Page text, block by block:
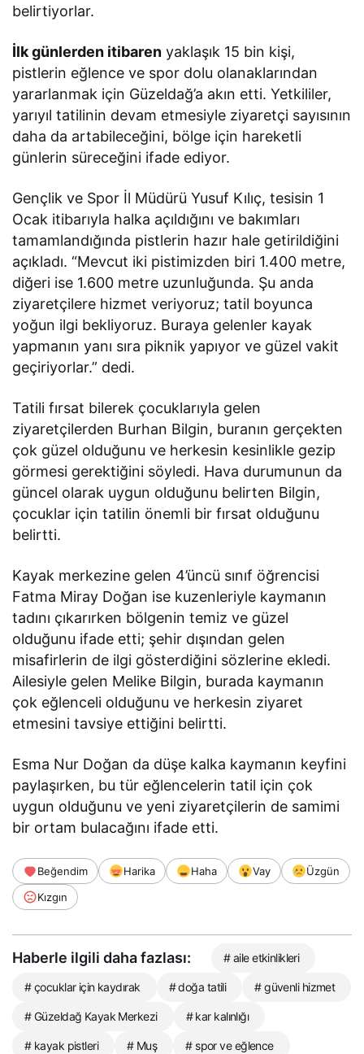
belirtiyorlar.
İlk günlerden itibaren yaklaşık 15 bin kişi,
pistlerin eğlence ve spor dolu olanaklarından
yararlanmak için Güzeldağ’a akın etti. Yetkililer,
yarıyıl tatilinin devam etmesiyle ziyaretçi sayısının
daha da artabileceğini, bölge için hareketli
günlerin süreceğini ifade ediyor.
Gençlik ve Spor İl Müdürü Yusuf Kılıç, tesisin 1
Ocak itibarıyla halka açıldığını ve bakımları
tamamlandığında pistlerin hazır hale getirildiğini
açıkladı. “Mevcut iki pistimizden biri 1.400 metre,
diğeri ise 1.600 metre uzunluğunda. Şu anda
ziyaretçilere hizmet veriyoruz; tatil boyunca
yoğun ilgi bekliyoruz. Buraya gelenler kayak
yapmanın yanı sıra piknik yapıyor ve güzel vakit
geçiriyorlar.” dedi.
Tatili fırsat bilerek çocuklarıyla gelen
ziyaretçilerden Burhan Bilgin, buranın gerçekten
çok güzel olduğunu ve herkesin kesinlikle gezip
görmesi gerektiğini söyledi. Hava durumunun da
güncel olarak uygun olduğunu belirten Bilgin,
çocuklar için tatilin önemli bir fırsat olduğunu
belirtti.
Kayak merkezine gelen 4’üncü sınıf öğrencisi
Fatma Miray Doğan ise kuzenleriyle kaymanın
tadını çıkarırken bölgenin temiz ve güzel
olduğunu ifade etti; şehir dışından gelen
misafirlerin de ilgi gösterdiğini sözlerine ekledi.
Ailesiyle gelen Melike Bilgin, burada kaymanın
çok eğlenceli olduğunu ve herkesin ziyaret
etmesini tavsiye ettiğini belirtti.
Esma Nur Doğan da düşe kalka kaymanın keyfini
paylaşırken, bu tür eğlencelerin tatil için çok
uygun olduğunu ve yeni ziyaretçilerin de samimi
bir ortam bulacağını ifade etti.
Beğendim Harika Haha Vay
Üzgün
Kızgın
Haberle ilgili daha fazlası: # aile etkinlikleri
# çocuklar için kaydırak # doğa tatili # güvenli hizmet
# Güzeldağ Kayak Merkezi # kar kalınlığı
# kayak pistleri # Muş # spor ve eğlence